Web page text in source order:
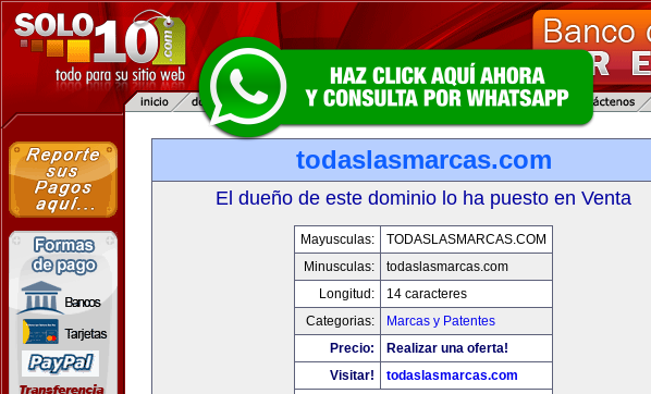
todaslasmarcas.com
El dueño de este dominio lo ha puesto en Venta
Mayusculas:
TODASLASMARCAS.COM
Minusculas:
todaslasmarcas.com
Longitud:
14 caracteres
Categorias:
Marcas y Patentes
Precio:
Realizar una oferta!
Visitar!
todaslasmarcas.com